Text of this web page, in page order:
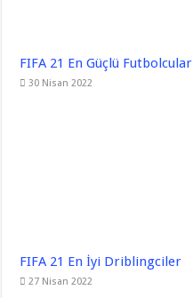
FIFA 21 En Güçlü Futbolcular
30 Nisan 2022
FIFA 21 En İyi Driblingciler
27 Nisan 2022